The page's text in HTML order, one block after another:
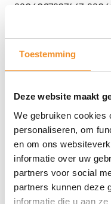
Toestemming
Deze website maakt
We gebruiken cookies
personaliseren, om
en om ons
informatie over uw
partners voor social
partners kunnen deze
informatie die u aan
8806097827467,
Direct erbij